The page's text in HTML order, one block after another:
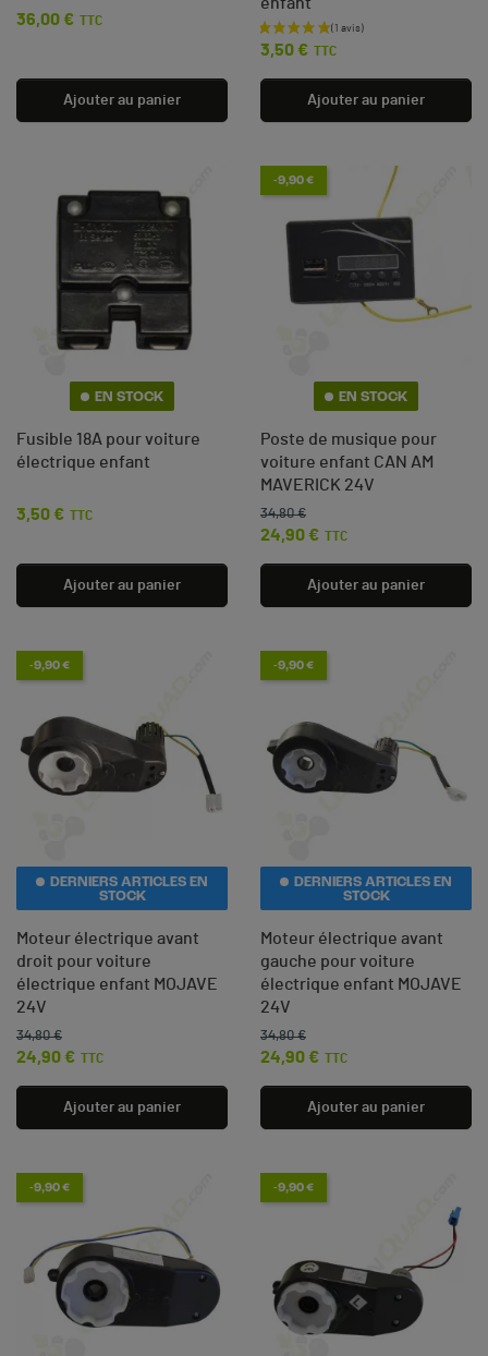
Prix
36,00 € TTC
Ajouter au panier
Prix
3,50 €
TTC
Ajouter au panier
EN STOCK
Fusible 18A pour voiture
électrique enfant
Prix
3,50 € TTC
Ajouter au panier
-9,90 €
EN STOCK
Poste de musique pour
voiture enfant CAN AM
MAVERICK 24V
Prix de base
34,80 €
Prix
24,90 €
TTC
Ajouter au panier
-9,90 €
DERNIERS ARTICLES EN
STOCK
Moteur électrique avant
droit pour voiture
électrique enfant MOJAVE
24V
Prix de base
34,80 €
Prix
24,90 € TTC
Ajouter au panier
-9,90 €
DERNIERS ARTICLES EN
STOCK
Moteur électrique avant
gauche pour voiture
électrique enfant MOJAVE
24V
Prix de base
34,80 €
Prix
24,90 € TTC
Ajouter au panier
-9,90 € -9,90 €